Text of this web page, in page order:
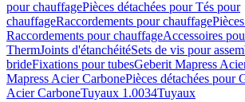
pour chauffagePièces détachées pour Tés pour
chauffageRaccordements pour chauffage
Raccordements pour chauffageAccessoires
ThermJoints d'étanchéitéSets de vis pour
brideFixations pour tubesGeberit Mapress
Mapress Acier CarbonePièces détachées pour
Acier CarboneTuyaux 1.0034Tuyaux